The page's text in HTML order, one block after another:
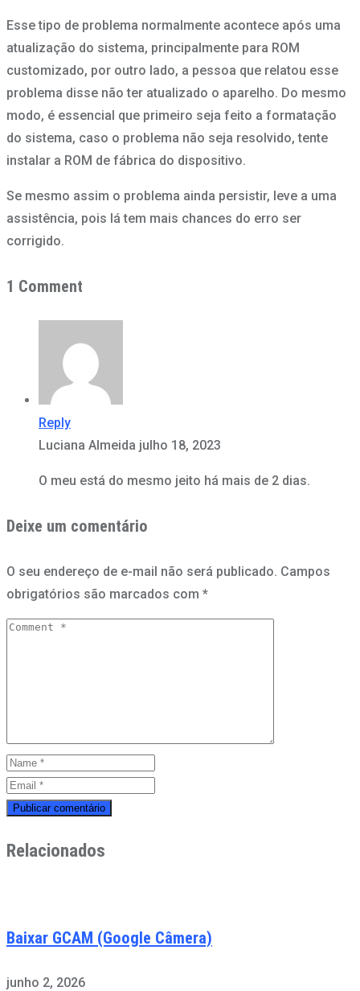
Esse tipo de problema normalmente acontece após uma
atualização do sistema, principalmente para ROM
customizado, por outro lado, a pessoa que relatou esse
problema disse não ter atualizado o aparelho. Do mesmo
modo, é essencial que primeiro seja feito a formatação
do sistema, caso o problema não seja resolvido, tente
instalar a ROM de fábrica do dispositivo.
Se mesmo assim o problema ainda persistir, leve a uma
assistência, pois lá tem mais chances do erro ser
corrigido.
1 Comment
Reply
Luciana Almeida julho 18, 2023
O meu está do mesmo jeito há mais de 2 dias.
Deixe um comentário
O seu endereço de e-mail não será publicado. Campos
obrigatórios são marcados com *
Relacionados
Baixar GCAM (Google Câmera)
junho 2, 2026